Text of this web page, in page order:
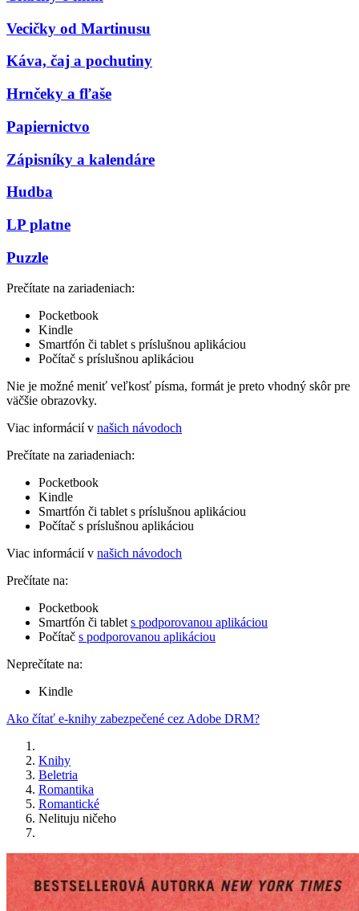
Vecičky od Martinusu
Káva, čaj a pochutiny
Hrnčeky a fľaše
Papiernictvo
Zápisníky a kalendáre
Hudba
LP platne
Puzzle
Prečítate na zariadeniach:
Pocketbook
Kindle
Smartfón či tablet s príslušnou aplikáciou
Počítač s príslušnou aplikáciou
Nie je možné meniť veľkosť písma, formát je preto vhodný skôr pre
väčšie obrazovky.
Viac informácií v našich návodoch
Prečítate na zariadeniach:
Pocketbook
Kindle
Smartfón či tablet s príslušnou aplikáciou
Počítač s príslušnou aplikáciou
Viac informácií v našich návodoch
Prečítate na:
Pocketbook
Smartfón či tablet s podporovanou aplikáciou
Počítač s podporovanou aplikáciou
Neprečítate na:
Kindle
Ako čítať e-knihy zabezpečené cez Adobe DRM?
Knihy
Beletria
Romantika
Romantické
Nelituju ničeho